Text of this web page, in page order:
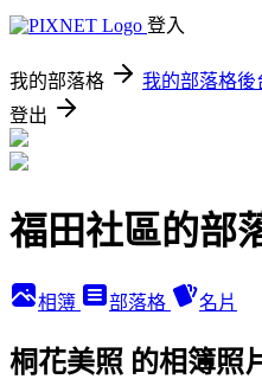
登入
我的部落格 我的部落格後
登出
福田社區的部
相簿 部落格 名片
桐花美照 的相簿照